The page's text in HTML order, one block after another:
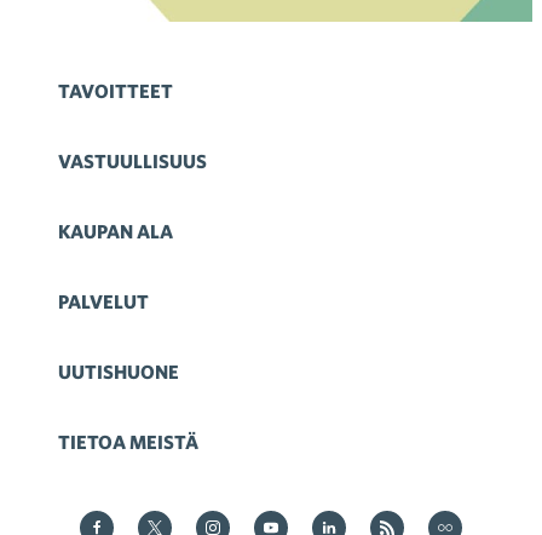
TAVOITTEET
VASTUULLISUUS
KAUPAN ALA
PALVELUT
UUTISHUONE
TIETOA MEISTÄ
Kauppa Facebookissa
Kauppa Twitterissä
Kauppa on Instagram
Kauppa YouTubesssa
Kauppa LinkedInissä
Kauppa on RSS